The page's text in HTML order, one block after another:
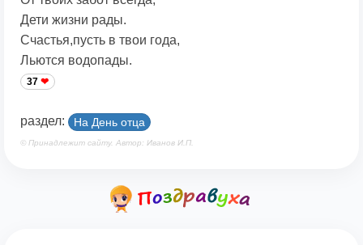
Дети жизни рады.
Счастья,пусть в твои года,
Льются водопады.
37
раздел: На День отца
© Принадлежит сайту. Автор: Иванов И.П.